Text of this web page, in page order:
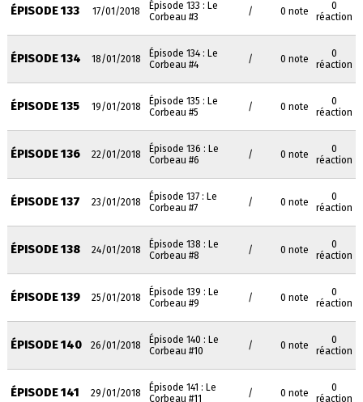
ÉPISODE 133 17/01/2018
Épisode 133 : Le
Corbeau #3
/ 0 note
0
réaction
ÉPISODE 134 18/01/2018
Épisode 134 : Le
Corbeau #4
/ 0 note
0
réaction
ÉPISODE 135 19/01/2018
Épisode 135 : Le
Corbeau #5
/ 0 note
0
réaction
ÉPISODE 136 22/01/2018
Épisode 136 : Le
Corbeau #6
/ 0 note
0
réaction
ÉPISODE 137 23/01/2018
Épisode 137 : Le
Corbeau #7
/ 0 note
0
réaction
ÉPISODE 138 24/01/2018
Épisode 138 : Le
Corbeau #8
/ 0 note
0
réaction
ÉPISODE 139 25/01/2018
Épisode 139 : Le
Corbeau #9
/ 0 note
0
réaction
ÉPISODE 140 26/01/2018
Épisode 140 : Le
Corbeau #10
/ 0 note
0
réaction
ÉPISODE 141 29/01/2018
Épisode 141 : Le
Corbeau #11
/ 0 note
0
réaction